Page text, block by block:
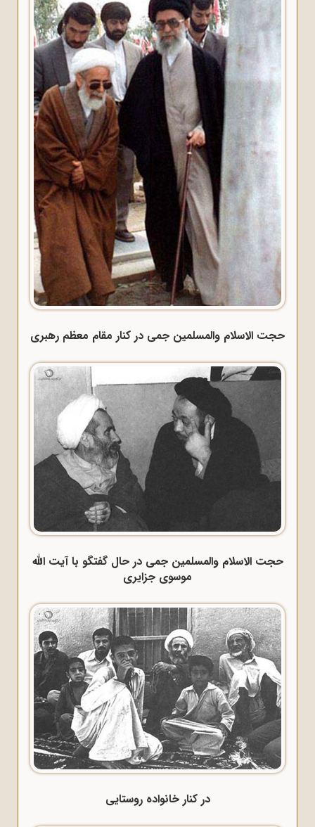
حجت الاسلام والمسلمین جمی در کنار مقام معظم رهبری
حجت الاسلام والمسلمین جمی در حال گفتگو با آیت الله
موسوی جزایری
در کنار خانواده روستایی